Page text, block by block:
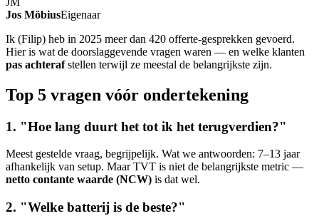
Jos MöbiusEigenaar
Ik (Filip) heb in 2025 meer dan 420 offerte-gesprekken gevoerd.
Hier is wat de doorslaggevende vragen waren — en welke klanten
pas achterafstellen terwijl ze meestal de belangrijkste zijn.
Top 5 vragen vóór ondertekening
1. "Hoe lang duurt het tot ik het terugverdien?"
Meest gestelde vraag, begrijpelijk. Wat we antwoorden: 7–13 jaar
afhankelijk van setup. Maar TVT is niet de belangrijkste metric —
netto contante waarde (NCW) is dat wel.
2. "Welke batterij is de beste?"